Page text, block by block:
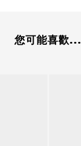
您可能喜歡...